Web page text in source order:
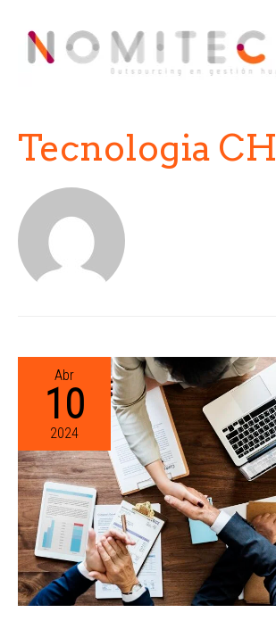
Tecnologia CH
Abr
10
2024